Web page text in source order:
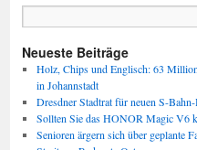
Neueste Beiträge
Holz, Chips und Englisch: 63
in Johannstadt
Dresdner Stadtrat für neuen S-
Sollten Sie das HONOR Magic V6
Senioren ärgern sich über geplante